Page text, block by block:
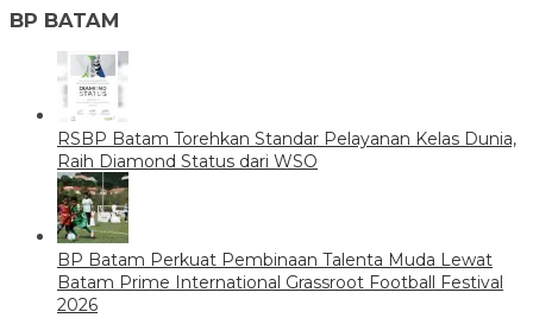
BP BATAM
RSBP Batam Torehkan Standar Pelayanan Kelas Dunia,
Raih Diamond Status dari WSO
BP Batam Perkuat Pembinaan Talenta Muda Lewat
Batam Prime International Grassroot Football Festival
2026